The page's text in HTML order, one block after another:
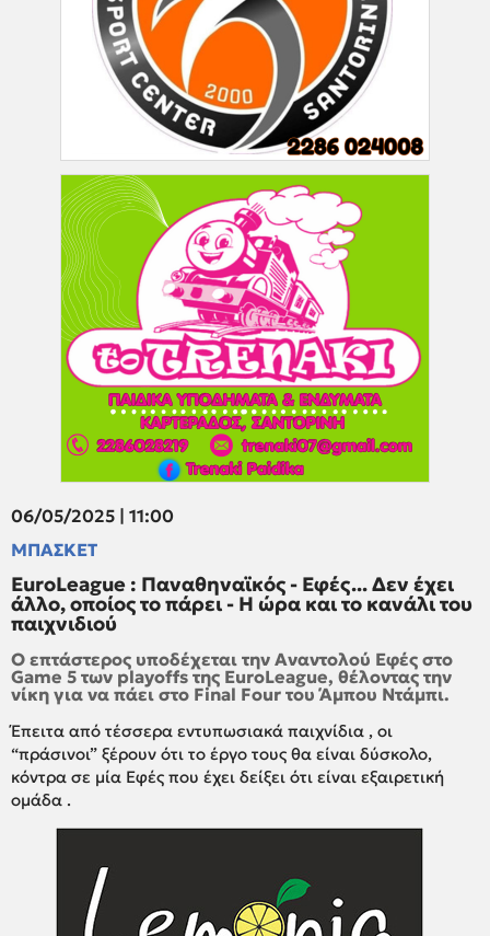
06/05/2025 | 11:00
ΜΠΑΣΚΕΤ
EuroLeague : Παναθηναϊκός - Εφές... Δεν έχει
άλλο, οποίος το πάρει - Η ώρα και το κανάλι του
παιχνιδιού
Ο επτάστερος υποδέχεται την Αναντολού Εφές στο
Game 5 των playoffs της EuroLeague, θέλοντας την
νίκη για να πάει στο Final Four του Άμπου Ντάμπι.
Έπειτα από τέσσερα εντυπωσιακά παιχνίδια , οι
“πράσινοι” ξέρουν ότι το έργο τους θα είναι δύσκολο,
κόντρα σε μία Εφές που έχει δείξει ότι είναι εξαιρετική
ομάδα .